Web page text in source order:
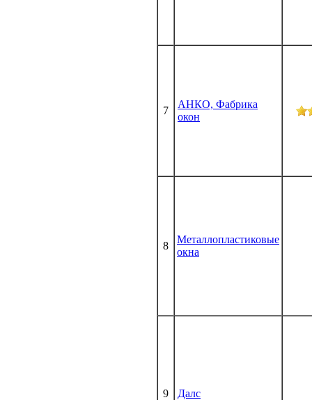
7
АНКО, Фабрика
окон
8
Металлопластиковые
окна
9 Далс